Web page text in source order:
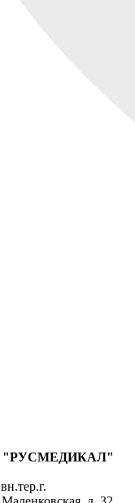
"РУСМЕДИКАЛ"
вн.тер.г.